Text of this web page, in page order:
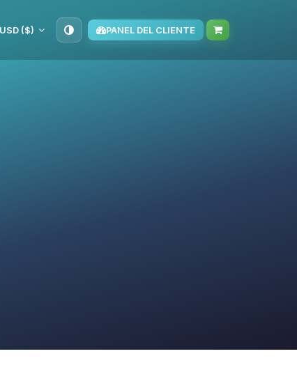
USD ($) PANEL DEL CLIENTE